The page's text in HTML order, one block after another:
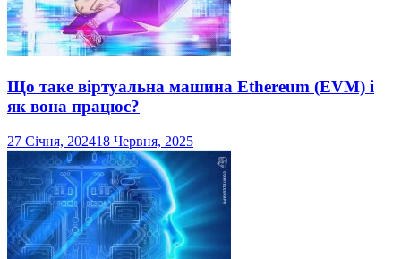
Що таке віртуальна машина Ethereum (EVM) і
як вона працює?
27 Січня, 202418 Червня, 2025